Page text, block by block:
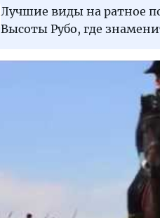
Лучшие виды на ратное
Высоты Рубо, где